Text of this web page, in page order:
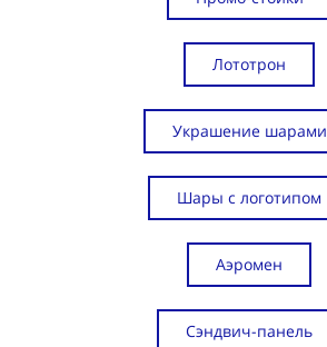
Лототрон
Украшение шарами
Шары с логотипом
Аэромен
Сэндвич-панель